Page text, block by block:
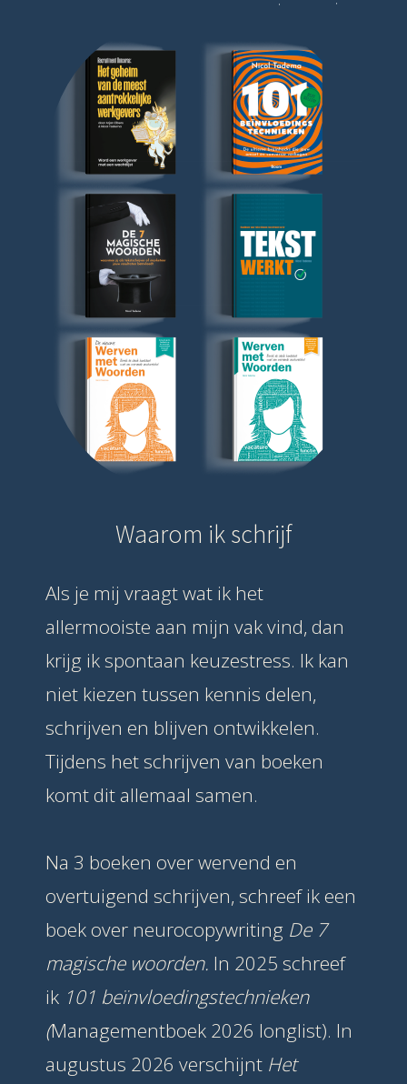
Waarom ik schrijf
Als je mij vraagt wat ik het
allermooiste aan mijn vak vind, dan
krijg ik spontaan keuzestress. Ik kan
niet kiezen tussen kennis delen,
schrijven en blijven ontwikkelen.
Tijdens het schrijven van boeken
komt dit allemaal samen.
Na 3 boeken over wervend en
overtuigend schrijven, schreef ik een
boek over neurocopywriting De 7
magische woorden. In 2025 schreef
ik 101 beïnvloedingstechnieken
(Managementboek 2026 longlist). In
augustus 2026 verschijnt Het